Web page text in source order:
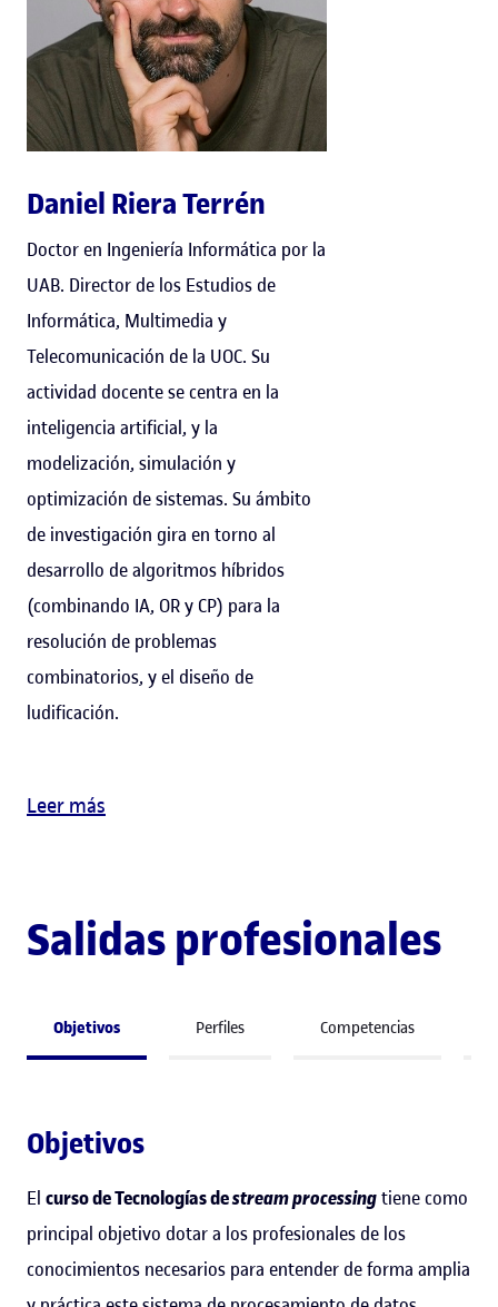
Daniel Riera Terrén
Doctor en Ingeniería Informática por la
UAB. Director de los Estudios de
Informática, Multimedia y
Telecomunicación de la UOC. Su
actividad docente se centra en la
inteligencia artificial, y la
modelización, simulación y
optimización de sistemas. Su ámbito
de investigación gira en torno al
desarrollo de algoritmos híbridos
(combinando IA, OR y CP) para la
resolución de problemas
combinatorios, y el diseño de
ludificación.
Leer más
Salidas profesionales
Objetivos Perfiles Competencias
Objetivos
El curso de Tecnologías destream processingtiene como
principal objetivo dotar a los profesionales de los
conocimientos necesarios para entender de forma amplia